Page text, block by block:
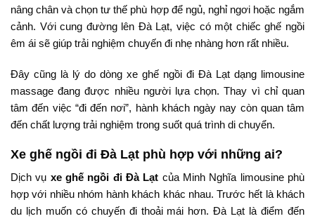
nâng chân và chọn tư thế phù hợp để ngủ, nghỉ ngơi hoặc ngắm
cảnh. Với cung đường lên Đà Lạt, việc có một chiếc ghế ngồi
êm ái sẽ giúp trải nghiệm chuyến đi nhẹ nhàng hơn rất nhiều.
Đây cũng là lý do dòng xe ghế ngồi đi Đà Lạt dạng limousine
massage đang được nhiều người lựa chọn. Thay vì chỉ quan
tâm đến việc “đi đến nơi”, hành khách ngày nay còn quan tâm
đến chất lượng trải nghiệm trong suốt quá trình di chuyển.
Xe ghế ngồi đi Đà Lạt phù hợp với những ai?
Dịch vụ xe ghế ngồi đi Đà Lạt của Minh Nghĩa limousine phù
hợp với nhiều nhóm hành khách khác nhau. Trước hết là khách
du lịch muốn có chuyến đi thoải mái hơn. Đà Lạt là điểm đến